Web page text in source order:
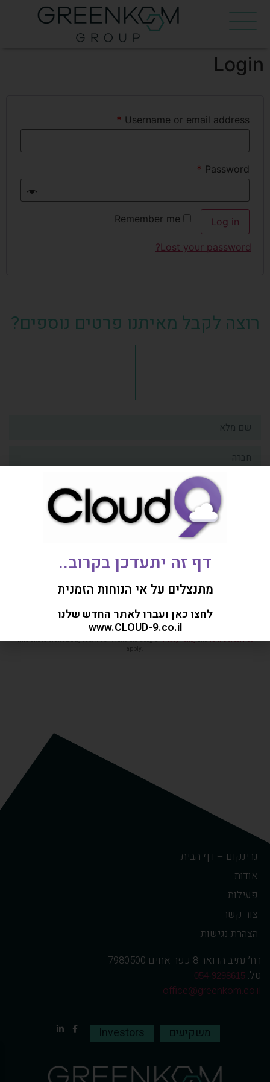
Login
Username or email address
*
Password
*
Remember me Log in
Lost your password?
רוצה לקבל מאיתנו פרטים נוספים?
חזרו אלי
This site is protected by reCAPTCHA and the GooglePrivacy PolicyandTerms of Service
apply.
גרינקום – דף הבית
אודות
פעילות
צור קשר
הצהרת נגישות
רח׳ נתיב הדואר 8 כפר אחים 7980500
טל. 054-9298615
office@greenkom.co.il
משקיעים Investors
דף זה יתעדכן בקרוב..
מתנצלים על אי הנוחות הזמנית
לחצו כאן ועברו לאתר החדש שלנו
www.CLOUD-9.co.il